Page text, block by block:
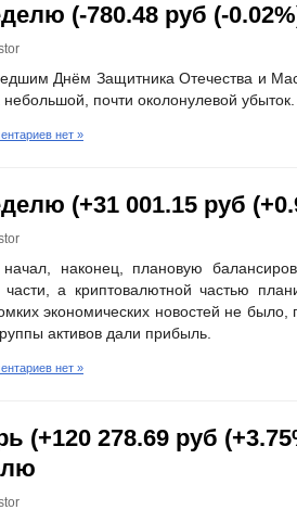
(-780.48 руб (-
Днём Защитника Отечества и
почти околонулевой убыток.
нет »
(+31 001.15 руб
наконец, плановую
а криптовалютной частью
экономических новостей не было,
активов дали прибыль.
нет »
(+120 278.69 руб